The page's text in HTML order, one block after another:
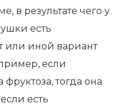
в результате чего у
есть
или иной вариант
если
тогда она
есть